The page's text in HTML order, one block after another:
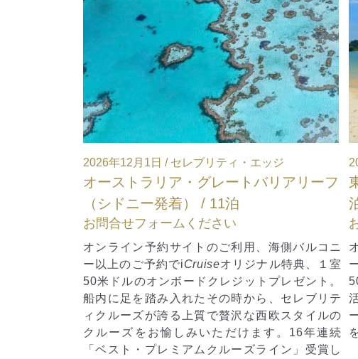
バリアリーフ
、海側バルコニ
ジナル特典、１室
トプレゼント。
ら、セレブリテ
西欧スタイルの
ます。16年連続
ライン」受賞し
2026年12月21日 / セレブリティ・ミレニアム
東南アジア（シンガポール～バリ） /
泊
お問合せフォームください
オンライン予約サイトのご利用、海側バルコ
ー以上のご予約でiCruise オリジナル特典、１
50米ドルのオンボードクレジットプレゼント
活気ある東南アジアの都市を訪れるアジアク
ーズ。活気あふれるシティとのんびりリゾー
をお楽しみください。